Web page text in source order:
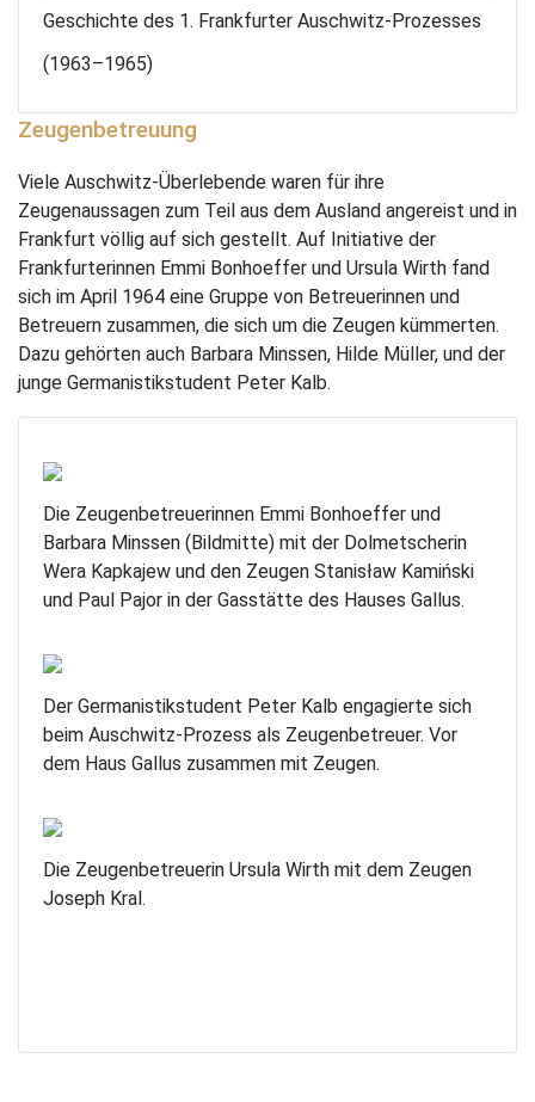
Geschichte des 1. Frankfurter Auschwitz-Prozesses
(1963–1965)
Zeugenbetreuung
Viele Auschwitz-Überlebende waren für ihre
Zeugenaussagen zum Teil aus dem Ausland angereist und in
Frankfurt völlig auf sich gestellt. Auf Initiative der
Frankfurterinnen Emmi Bonhoeffer und Ursula Wirth fand
sich im April 1964 eine Gruppe von Betreuerinnen und
Betreuern zusammen, die sich um die Zeugen kümmerten.
Dazu gehörten auch Barbara Minssen, Hilde Müller, und der
junge Germanistikstudent Peter Kalb.
Die Zeugenbetreuerinnen Emmi Bonhoeffer und
Barbara Minssen (Bildmitte) mit der Dolmetscherin
Wera Kapkajew und den Zeugen Stanisław Kamiński
und Paul Pajor in der Gasstätte des Hauses Gallus.
Der Germanistikstudent Peter Kalb engagierte sich
beim Auschwitz-Prozess als Zeugenbetreuer. Vor
dem Haus Gallus zusammen mit Zeugen.
Die Zeugenbetreuerin Ursula Wirth mit dem Zeugen
Joseph Kral.